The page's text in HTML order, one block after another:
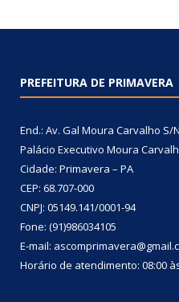
PREFEITURA DE PRIMAVERA
End.: Av. Gal Moura Carvalho S/N
Palácio Executivo Moura
Cidade: Primavera – PA
CEP: 68.707-000
CNPJ: 05149.141/0001-94
Fone: (91)986034105
E-mail:
Horário de atendimento: 08:00